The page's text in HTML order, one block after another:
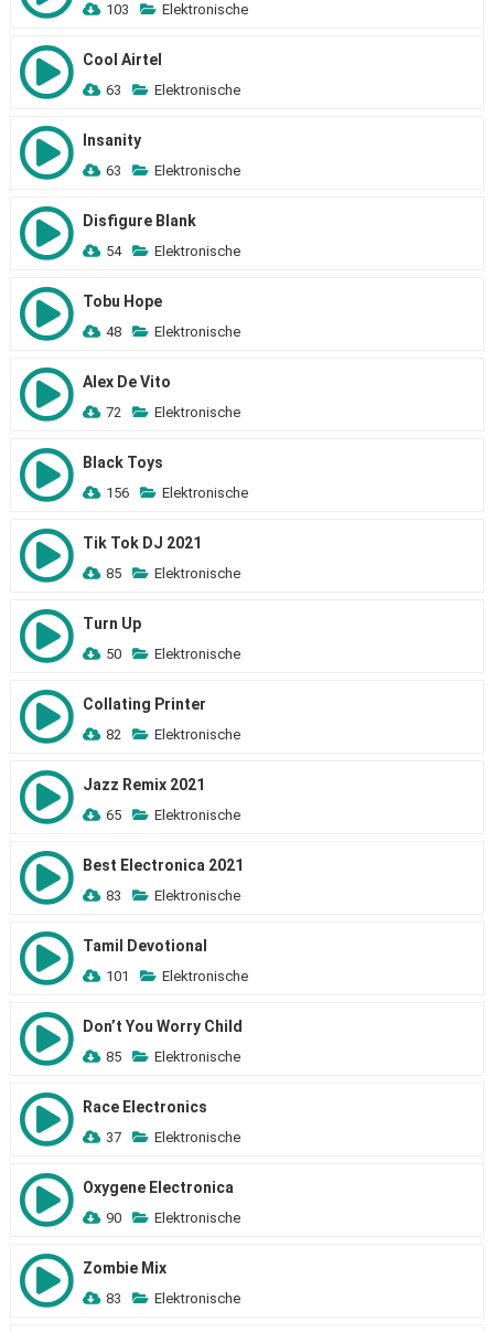
103 Elektronische
Cool Airtel
63 Elektronische
Insanity
63 Elektronische
Disfigure Blank
54 Elektronische
Tobu Hope
48 Elektronische
Alex De Vito
72 Elektronische
Black Toys
156 Elektronische
Tik Tok DJ 2021
85 Elektronische
Turn Up
50 Elektronische
Collating Printer
82 Elektronische
Jazz Remix 2021
65 Elektronische
Best Electronica 2021
83 Elektronische
Tamil Devotional
101 Elektronische
Don’t You Worry Child
85 Elektronische
Race Electronics
37 Elektronische
Oxygene Electronica
90 Elektronische
Zombie Mix
83 Elektronische